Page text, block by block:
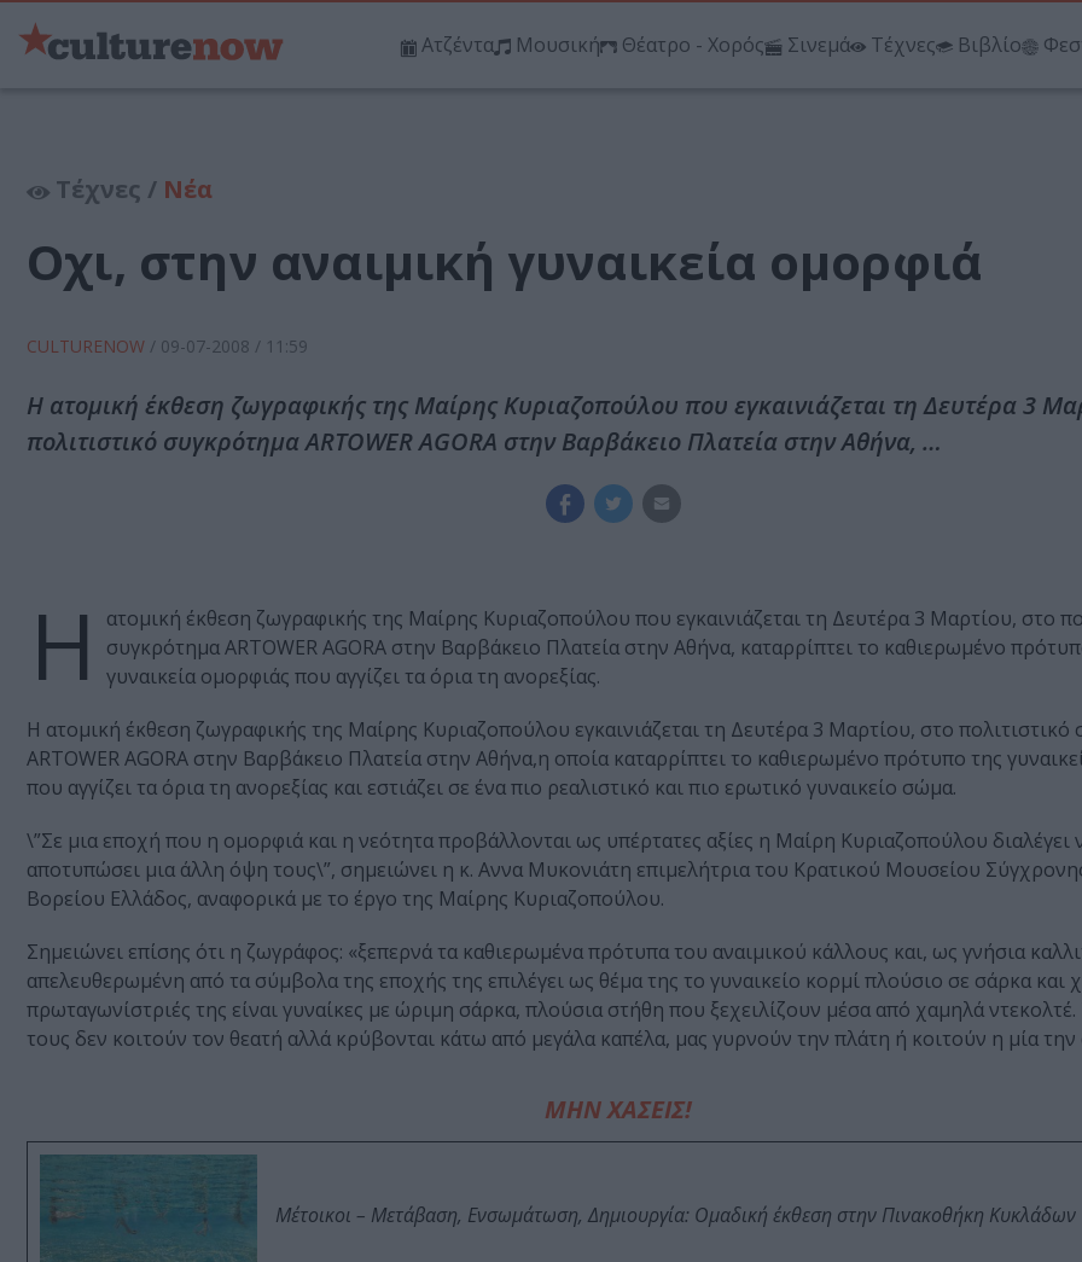
Ατζέντα Μουσική Θέατρο - Χορός Σινεμά Τέχνες Βιβλίο
Τέχνες / Νέα
Oχι, στην αναιμική γυναικεία ομορφιά
CULTURENOW / 09-07-2008 / 11:59
Η ατομική έκθεση ζωγραφικής της Μαίρης Κυριαζοπούλου που εγκαινιάζεται τη Δευτέρα 3
πολιτιστικό συγκρότημα ARTOWER AGORA στην Βαρβάκειο Πλατεία στην Αθήνα, …
Η
ατομική έκθεση ζωγραφικής της Μαίρης Κυριαζοπούλου που εγκαινιάζεται τη Δευτέρα 3 Μαρτίου, στο
συγκρότημα ARTOWER AGORA στην Βαρβάκειο Πλατεία στην Αθήνα, καταρρίπτει το καθιερωμένο
γυναικεία ομορφιάς που αγγίζει τα όρια τη ανορεξίας.
Η ατομική έκθεση ζωγραφικής της Μαίρης Κυριαζοπούλου εγκαινιάζεται τη Δευτέρα 3 Μαρτίου, στο πολιτιστικό
ARTOWER AGORA στην Βαρβάκειο Πλατεία στην Αθήνα,η οποία καταρρίπτει το καθιερωμένο πρότυπο της
που αγγίζει τα όρια τη ανορεξίας και εστιάζει σε ένα πιο ρεαλιστικό και πιο ερωτικό γυναικείο σώμα.
\”Σε μια εποχή που η ομορφιά και η νεότητα προβάλλονται ως υπέρτατες αξίες η Μαίρη Κυριαζοπούλου διαλέγει
αποτυπώσει μια άλλη όψη τους\”, σημειώνει η κ. Aννα Μυκονιάτη επιμελήτρια του Κρατικού Μουσείου
Βορείου Ελλάδος, αναφορικά με το έργο της Μαίρης Κυριαζοπούλου.
Σημειώνει επίσης ότι η ζωγράφος: «ξεπερνά τα καθιερωμένα πρότυπα του αναιμικού κάλλους και, ως γνήσια
απελευθερωμένη από τα σύμβολα της εποχής της επιλέγει ως θέμα της το γυναικείο κορμί πλούσιο σε σάρκα και
πρωταγωνίστριές της είναι γυναίκες με ώριμη σάρκα, πλούσια στήθη που ξεχειλίζουν μέσα από χαμηλά
τους δεν κοιτούν τον θεατή αλλά κρύβονται κάτω από μεγάλα καπέλα, μας γυρνούν την πλάτη ή κοιτούν η μία την
ΜΗΝ ΧΑΣΕΙΣ!
Μέτοικοι – Μετάβαση, Ενσωμάτωση, Δημιουργία: Ομαδική έκθεση στην Πινακοθήκη Κυκλάδων